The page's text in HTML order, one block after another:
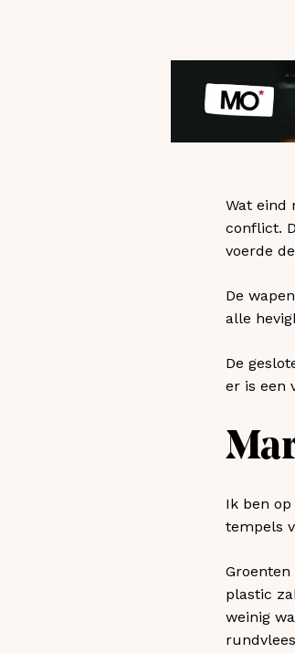
Wat eind
conflict.
voerde
De
alle
De
er is een
Ik ben
tempels
plastic
weinig